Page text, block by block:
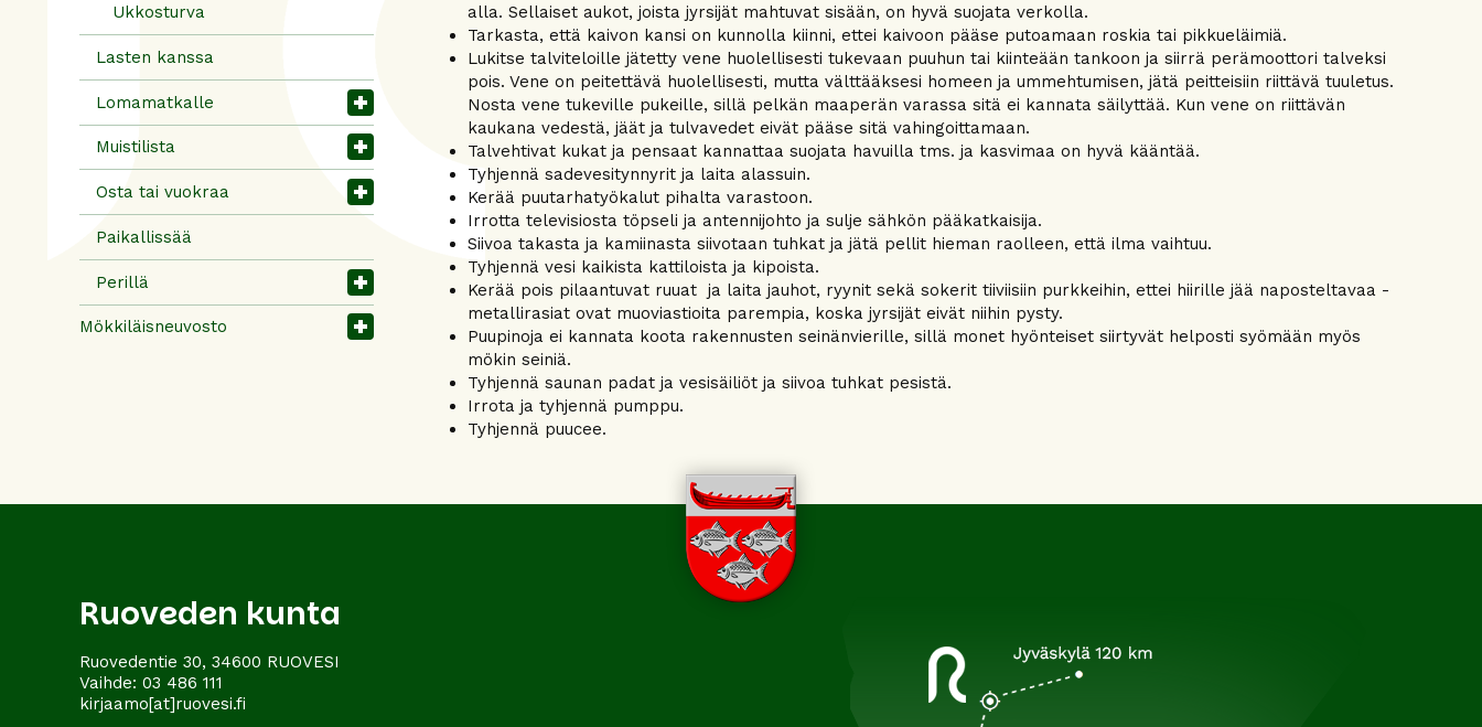
Ukkosturva
Lasten kanssa
Lomamatkalle
Muistilista
Osta tai vuokraa
Paikallissää
Perillä
Mökkiläisneuvosto
alla. Sellaiset aukot, joista jyrsijät mahtuvat sisään, on hyvä suojata verkolla.
Tarkasta, että kaivon kansi on kunnolla kiinni, ettei kaivoon pääse putoamaan roskia tai pikkueläimiä.
Lukitse talviteloille jätetty vene huolellisesti tukevaan puuhun tai kiinteään tankoon ja siirrä perämoottori talveksi
pois. Vene on peitettävä huolellisesti, mutta välttääksesi homeen ja ummehtumisen, jätä peitteisiin riittävä tuuletus.
Nosta vene tukeville pukeille, sillä pelkän maaperän varassa sitä ei kannata säilyttää. Kun vene on riittävän
kaukana vedestä, jäät ja tulvavedet eivät pääse sitä vahingoittamaan.
Talvehtivat kukat ja pensaat kannattaa suojata havuilla tms. ja kasvimaa on hyvä kääntää.
Tyhjennä sadevesitynnyrit ja laita alassuin.
Kerää puutarhatyökalut pihalta varastoon.
Irrotta televisiosta töpseli ja antennijohto ja sulje sähkön pääkatkaisija.
Siivoa takasta ja kamiinasta siivotaan tuhkat ja jätä pellit hieman raolleen, että ilma vaihtuu.
Tyhjennä vesi kaikista kattiloista ja kipoista.
Kerää pois pilaantuvat ruuat ja laita jauhot, ryynit sekä sokerit tiiviisiin purkkeihin, ettei hiirille jää naposteltavaa -
metallirasiat ovat muoviastioita parempia, koska jyrsijät eivät niihin pysty.
Puupinoja ei kannata koota rakennusten seinänvierille, sillä monet hyönteiset siirtyvät helposti syömään myös
mökin seiniä.
Tyhjennä saunan padat ja vesisäiliöt ja siivoa tuhkat pesistä.
Irrota ja tyhjennä pumppu.
Tyhjennä puucee.
Ruoveden kunta
Ruovedentie 30, 34600 RUOVESI
Vaihde: 03 486 111
kirjaamo[at]ruovesi.fi